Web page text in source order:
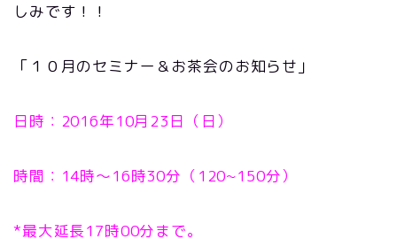
しみです！！
「１０月のセミナー＆お茶会のお知らせ」
日時：2016年10月23日（日）
時間：14時〜16時30分（120~150分）
*最大延長17時00分まで。